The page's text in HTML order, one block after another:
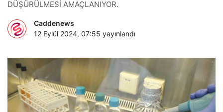
DÜŞÜRÜLMESİ AMAÇLANIYOR.
Caddenews
12 Eylül 2024, 07:55 yayınlandı